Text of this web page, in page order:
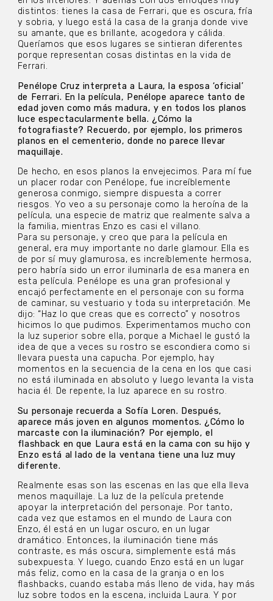
distintos: tienes la casa de Ferrari, que es oscura, fría
y sobria, y luego está la casa de la granja donde vive
su amante, que es brillante, acogedora y cálida.
Queríamos que esos lugares se sintieran diferentes
porque representan cosas distintas en la vida de
Ferrari.
Penélope Cruz interpreta a Laura, la esposa ‘oficial’
de Ferrari. En la película, Penélope aparece tanto de
edad joven como más madura, y en todos los planos
luce espectacularmente bella. ¿Cómo la
fotografiaste? Recuerdo, por ejemplo, los primeros
planos en el cementerio, donde no parece llevar
maquillaje.
De hecho, en esos planos la envejecimos. Para mí fue
un placer rodar con Penélope, fue increíblemente
generosa conmigo, siempre dispuesta a correr
riesgos. Yo veo a su personaje como la heroína de la
película, una especie de matriz que realmente salva a
la familia, mientras Enzo es casi el villano.
Para su personaje, y creo que para la película en
general, era muy importante no darle glamour. Ella es
de por sí muy glamurosa, es increíblemente hermosa,
pero habría sido un error iluminarla de esa manera en
esta película. Penélope es una gran profesional y
encajó perfectamente en el personaje con su forma
de caminar, su vestuario y toda su interpretación. Me
dijo: “Haz lo que creas que es correcto” y nosotros
hicimos lo que pudimos. Experimentamos mucho con
la luz superior sobre ella, porque a Michael le gustó la
idea de que a veces su rostro se escondiera como si
llevara puesta una capucha. Por ejemplo, hay
momentos en la secuencia de la cena en los que casi
no está iluminada en absoluto y luego levanta la vista
hacia él. De repente, la luz aparece en su rostro.
Su personaje recuerda a Sofía Loren. Después,
aparece más joven en algunos momentos. ¿Cómo lo
marcaste con la iluminación? Por ejemplo, el
flashback en que Laura está en la cama con su hijo y
Enzo está al lado de la ventana tiene una luz muy
diferente.
Realmente esas son las escenas en las que ella lleva
menos maquillaje. La luz de la película pretende
apoyar la interpretación del personaje. Por tanto,
cada vez que estamos en el mundo de Laura con
Enzo, él está en un lugar oscuro, en un lugar
dramático. Entonces, la iluminación tiene más
contraste, es más oscura, simplemente está más
subexpuesta. Y luego, cuando Enzo está en un lugar
más feliz, como en la casa de la granja o en los
flashbacks, cuando estaba más lleno de vida, hay más
luz sobre todos en la escena, incluida Laura. Y por